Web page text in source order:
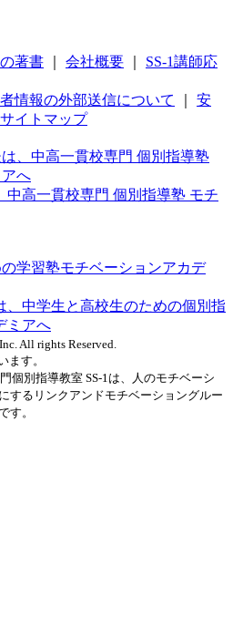
著書 会社概要
SS-1講師応
情報の外部送信について
安
サイトマップ
高一貫校専門 個別指導塾 モチ
、中学生と高校生のための個別指
ミアへ
All rights Reserved.
ます。
個別指導教室 SS-1は、人のモチベーシ
するリンクアンドモチベーショングルー
す。